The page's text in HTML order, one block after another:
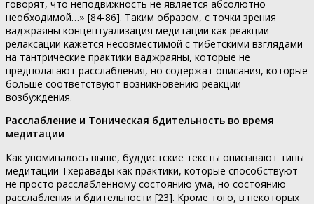
говорят, что неподвижность не является абсолютно
необходимой…» [84-86]. Таким образом, с точки зрения
ваджраяны концептуализация медитации как реакции
релаксации кажется несовместимой с тибетскими взглядами
на тантрические практики ваджраяны, которые не
предполагают расслабления, но содержат описания, которые
больше соответствуют возникновению реакции
возбуждения.
Расслабление и Тоническая бдительность во время
медитации
Как упоминалось выше, буддистские тексты описывают типы
медитации Тхеравады как практики, которые способствуют
не просто расслабленному состоянию ума, но состоянию
расслабления и бдительности [23]. Кроме того, в некоторых